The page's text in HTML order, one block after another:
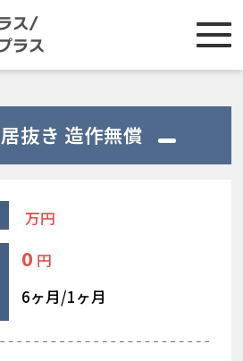
抜き 造作無償
万円
0 円
6ヶ月/1ヶ月